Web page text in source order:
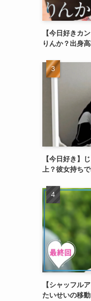
【今日好きカ
りんか？出身
【今日好き】
上？彼女持ち
【シャッフル
たいせいの移